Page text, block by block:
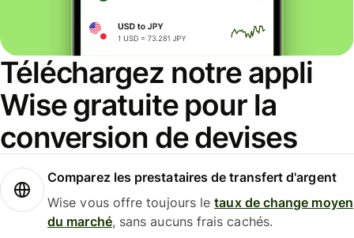
Téléchargez notre appli
Wise gratuite pour la
conversion de devises
Comparez les prestataires de transfert d'argent
Wise vous offre toujours letaux de change moyen
du marché, sans aucuns frais cachés.